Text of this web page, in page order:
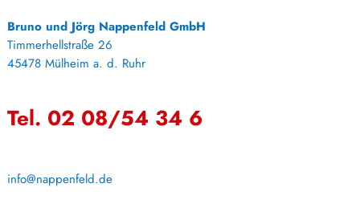
Bruno und Jörg Nappenfeld GmbH
Timmerhellstraße 26
45478 Mülheim a. d. Ruhr
Tel. 02 08/54 34 6
info@nappenfeld.de